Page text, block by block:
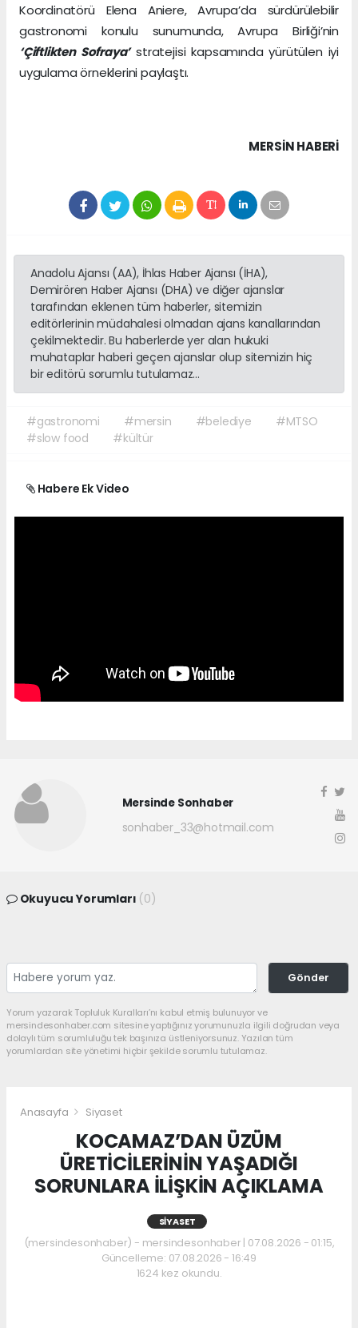
Koordinatörü Elena Aniere, Avrupa’da sürdürülebilir
gastronomi konulu sunumunda, Avrupa Birliği’nin
‘Çiftlikten Sofraya’stratejisi kapsamında yürütülen iyi
uygulama örneklerini paylaştı.
MERSIN HABERİ
Anadolu Ajansı (AA), İhlas Haber Ajansı (İHA),
Demirören Haber Ajansı (DHA) ve diğer ajanslar
tarafından eklenen tüm haberler, sitemizin
editörlerinin müdahalesi olmadan ajans kanallarından
çekilmektedir. Bu haberlerde yer alan hukuki
muhataplar haberi geçen ajanslar olup sitemizin hiç
bir editörü sorumlu tutulamaz...
#gastronomi #mersin #belediye
#MTSO
#slow food
#kültür
Habere Ek Video
Mersinde Sonhaber
sonhaber_33@hotmail.com
Okuyucu Yorumları (0)
Gönder
Yorum yazarak Topluluk Kuralları’nı kabul etmiş bulunuyor ve
mersindesonhaber.com sitesine yaptığınız yorumunuzla ilgili doğrudan veya
dolaylı tüm sorumluluğu tek başınıza üstleniyorsunuz. Yazılan tüm
yorumlardan site yönetimi hiçbir şekilde sorumlu tutulamaz.
Anasayfa Siyaset
KOCAMAZ’DAN ÜZÜM
ÜRETİCİLERİNİN YAŞADIĞI
SORUNLARA İLİŞKİN AÇIKLAMA
SIYASET
(mersindesonhaber) - mersindesonhaber | 07.08.2026 - 01:15,
Güncelleme: 07.08.2026 - 16:49
1624 kez okundu.